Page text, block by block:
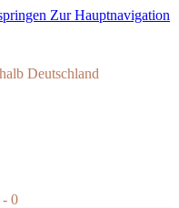
Zur Hauptnavigation
Deutschland
- 0